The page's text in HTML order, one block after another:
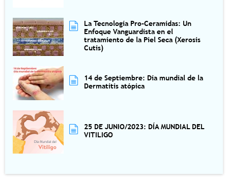
La Tecnología Pro-Ceramidas: Un
Enfoque Vanguardista en el
tratamiento de la Piel Seca (Xerosis
Cutis)
14 de Septiembre: Día mundial de la
Dermatitis atópica
25 DE JUNIO/2023: DÍA MUNDIAL DEL
VITILIGO